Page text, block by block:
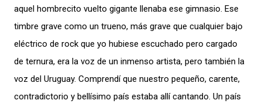
aquel hombrecito vuelto gigante llenaba ese gimnasio. Ese
timbre grave como un trueno, más grave que cualquier bajo
eléctrico de rock que yo hubiese escuchado pero cargado
de ternura, era la voz de un inmenso artista, pero también la
voz del Uruguay. Comprendí que nuestro pequeño, carente,
contradictorio y bellísimo país estaba allí cantando. Un país